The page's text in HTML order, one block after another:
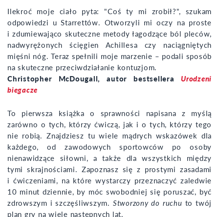
Ilekroć moje ciało pyta: "Coś ty mi zrobił?", szukam
odpowiedzi u Starrettów. Otworzyli mi oczy na proste
i zdumiewająco skuteczne metody łagodzące ból pleców,
nadwyrężonych ścięgien Achillesa czy naciągniętych
mięśni nóg. Teraz spełnili moje marzenie – podali sposób
na skuteczne przeciwdziałanie kontuzjom.
Christopher McDougall, autor bestsellera Urodzeni
biegacze
To pierwsza książka o sprawności napisana z myślą
zarówno o tych, którzy ćwiczą, jak i o tych, którzy tego
nie robią. Znajdziesz tu wiele mądrych wskazówek dla
każdego, od zawodowych sportowców po osoby
nienawidzące siłowni, a także dla wszystkich między
tymi skrajnościami. Zapoznasz się z prostymi zasadami
i ćwiczeniami, na które wystarczy przeznaczyć zaledwie
10 minut dziennie, by móc swobodniej się poruszać, być
zdrowszym i szczęśliwszym. Stworzony do ruchu to twój
plan gry na wiele następnych lat.